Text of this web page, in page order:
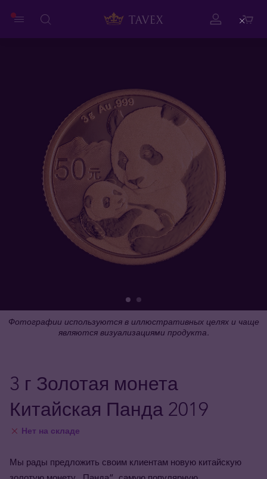
Фотографии используются в иллюстративных целях и чаще
являются визуализациями продукта.
3 г Золотая монета
Китайская Панда 2019
Нет на складе
Мы рады предложить своим клиентам новую китайскую
Close